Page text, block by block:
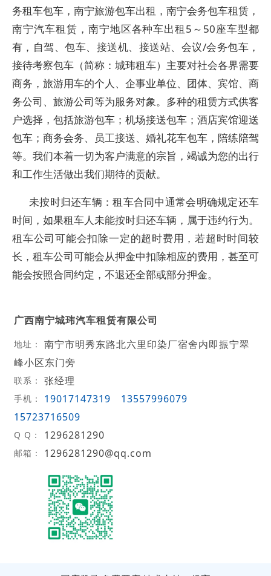
务租车包车，南宁旅游包车出租，南宁会务包车租赁，
南宁汽车租赁，南宁地区各种车出租5～50座车型都
有，自驾、包车、接送机、接送站、会议/会务包车，
接待考察包车（简称：城玮租车）主要对社会各界需要
商务，旅游用车的个人、企事业单位、团体、宾馆、商
务公司、旅游公司等为服务对象。多种的租赁方式供客
户选择，包括旅游包车；机场接送包车；酒店宾馆迎送
包车；商务会务、员工接送、婚礼花车包车，陪练陪驾
等。我们本着一切为客户满意的宗旨，竭诚为您的出行
和工作生活做出我们期待的贡献。
未按时归还车辆：租车合同中通常会明确规定还车
时间，如果租车人未能按时归还车辆，属于违约行为。
租车公司可能会扣除一定的超时费用，若超时时间较
长，租车公司可能会从押金中扣除相应的费用，甚至可
能会按照合同约定，不退还全部或部分押金。
广西南宁城玮汽车租赁有限公司
地址：
南宁市明秀东路北六里印染厂宿舍内即振宁翠
峰小区东门旁
联系： 张经理
手机： 19017147319
13557996079
15723716509
Q Q： 1296281290
邮箱： 1296281290@qq.com